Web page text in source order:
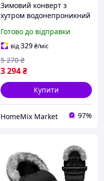
Зимовий конверт з
хутром водонепроникний
Готово до відправки
від329₴/міс
3 294₴
5 270 ₴
Купити
HomeMix Market 97%